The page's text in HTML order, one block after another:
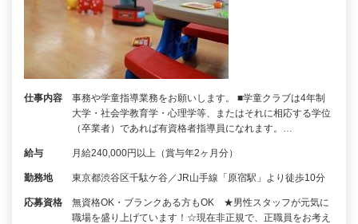
仕事内容
事務や学童指導業務をお願いします。 ■学童クラブは4年制
大学・社会学教育学・心理学等、またはそれに相応する学位
（卒業者）であれば有資格者指導員になれます。…
給与 月給240,000円以上（賞与年2ヶ月分）
勤務地 東京都渋谷区千駄ケ谷／JR山手線「原宿駅」より徒歩10分
応募資格
無資格OK・ブランクある方もOK ★男性スタッフが元気に
職場を盛り上げています！☆現在非正規で、正職員をお考え